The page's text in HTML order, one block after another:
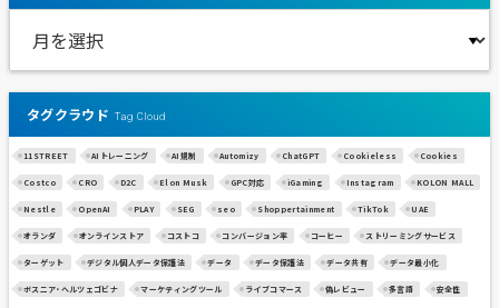
タグクラウド Tag Cloud
11STREET AIトレーニング AI規制 Automizy ChatGPT Cookieless Cookies
Costco CRO D2C Elon Musk GPC対応 iGaming Instagram KOLON MALL
Nestle OpenAI PLAY SEG seo Shoppertainment TikTok UAE
オランダ オンラインストア コストコ コンバージョン率 コーヒー ストリーミングサービス
ターゲット デジタル個人データ保護法 データ データ保護法 データ共有 データ最小化
ボスニア・ヘルツェゴビナ マーケティングツール ライブコマース 偽レビュー 多言語 安全性